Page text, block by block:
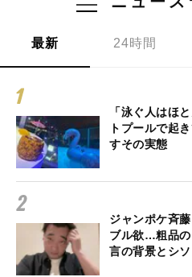
最新 24時間
「泳ぐ人はほ
トプールで起
すその実態
ジャンポケ斉
ブル欲…粗品の
言の背景とシ